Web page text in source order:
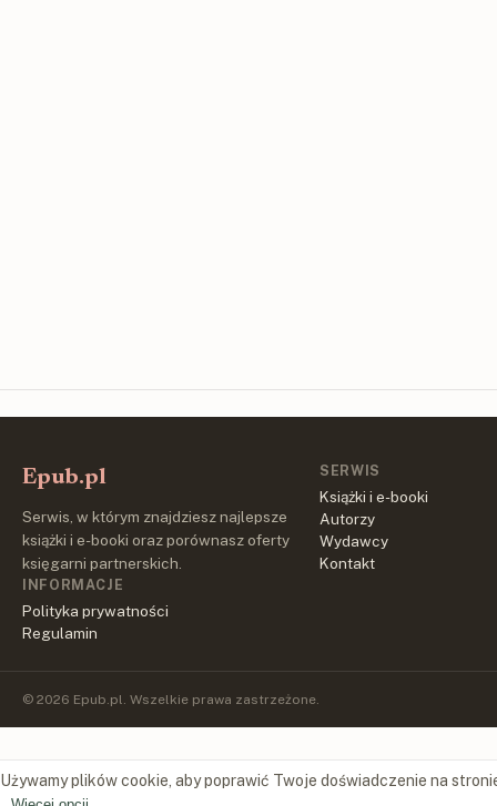
Epub.pl
Serwis, w którym znajdziesz najlepsze
książki i e-booki oraz porównasz oferty
księgarni partnerskich.
SERWIS
Książki i e-booki
Autorzy
Wydawcy
Kontakt
INFORMACJE
Polityka prywatności
Regulamin
© 2026 Epub.pl. Wszelkie prawa zastrzeżone.
Używamy plików cookie, aby poprawić Twoje doświadczenie na